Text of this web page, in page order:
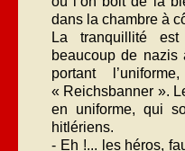
dans la chambre à
La tranquillité
beaucoup de nazis
portant
« Reichsbanner ».
en uniforme, qui
hitlériens.
- Eh !... les héros,